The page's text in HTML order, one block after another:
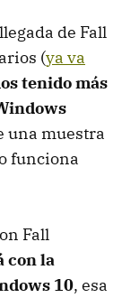
de Fall
(ya va
tenido más
una muestra
funciona
Fall
con la
10, esa